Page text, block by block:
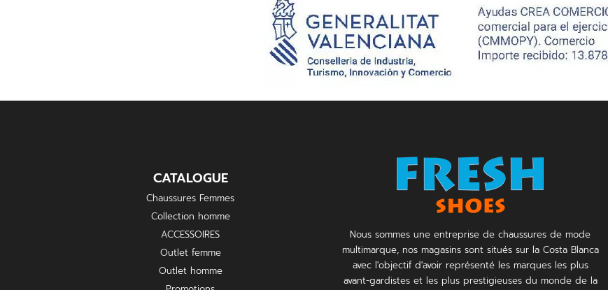
CATALOGUE
Chaussures Femmes
Collection homme
ACCESSOIRES
Outlet femme
Outlet homme
Nous sommes une entreprise de chaussures de mode
multimarque, nos magasins sont situés sur la Costa Blanca
avec l'objectif d'avoir représenté les marques les plus
avant-gardistes et les plus prestigieuses du monde de la